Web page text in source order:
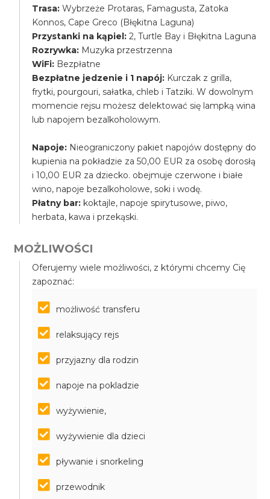
Trasa: Wybrzeże Protaras, Famagusta, Zatoka
Konnos, Cape Greco (Błękitna Laguna)
Przystanki na kąpiel: 2, Turtle Bay i Błękitna Laguna
Rozrywka: Muzyka przestrzenna
WiFi: Bezpłatne
Bezpłatne jedzenie i 1 napój: Kurczak z grilla,
frytki, pourgouri, sałatka, chleb i Tatziki. W dowolnym
momencie rejsu możesz delektować się lampką wina
lub napojem bezalkoholowym.
Napoje: Nieograniczony pakiet napojów dostępny do
kupienia na pokładzie za 50,00 EUR za osobę dorosłą
i 10,00 EUR za dziecko. obejmuje czerwone i białe
wino, napoje bezalkoholowe, soki i wodę.
Płatny bar: koktajle, napoje spirytusowe, piwo,
herbata, kawa i przekąski.
MOŻLIWOŚCI
Oferujemy wiele możliwości, z którymi chcemy Cię
zapoznać:
możliwość transferu
relaksujący rejs
przyjazny dla rodzin
napoje na pokladzie
wyżywienie,
wyżywienie dla dzieci
pływanie i snorkeling
przewodnik